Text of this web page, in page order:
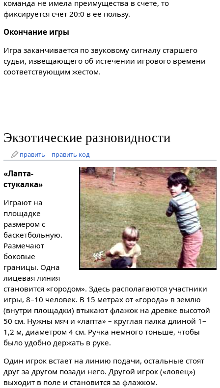
команда не имела преимущества в счете, то
фиксируется счет 20:0 в ее пользу.
Окончание игры
Игра заканчивается по звуковому сигналу старшего
судьи, извещающего об истечении игрового времени
соответствующим жестом.
Экзотические разновидности
править править код
«Лапта-
стукалка»
Играют на
площадке
размером с
баскетбольную.
Размечают
боковые
границы. Одна
лицевая линия
становится «городом». Здесь располагаются участники
игры, 8–10 человек. В 15 метрах от «города» в землю
(внутри площадки) втыкают флажок на древке высотой
50 см. Нужны мяч и «лапта» – круглая палка длиной 1–
1,2 м, диаметром 4 см. Ручка немного тоньше, чтобы
было удобно держать в руке.
Один игрок встает на линию подачи, остальные стоят
друг за другом позади него. Другой игрок («ловец»)
выходит в поле и становится за флажком.